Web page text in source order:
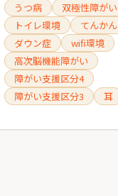
うつ病
双極性障がい
トイレ環境
てんかん
ダウン症
wifi環境
高次脳機能障がい
障がい支援区分4
障がい支援区分3
耳